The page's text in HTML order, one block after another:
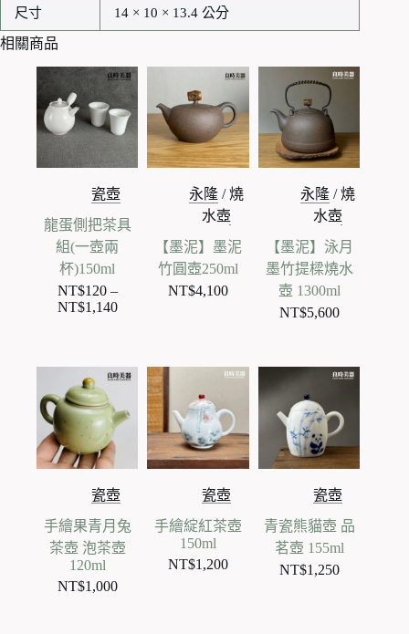
尺寸 14 × 10 × 13.4 公分
相關商品
瓷壺
龍蛋側把茶具
組(一壺兩
杯)150ml
NT$120 –
NT$1,140價
圍：
NT$120
到
NT$1,140
永隆 /燒
水壺
【墨泥】墨泥
竹圓壺250ml
NT$4,100
永隆/燒
水壺
【墨泥】泳月
墨竹提樑燒水
壺 1300ml
NT$5,600
瓷壺
手繪果青月兔
茶壺 泡茶壺
120ml
NT$1,000
瓷壺
手繪綻紅茶壺
150ml
NT$1,200
瓷壺
青瓷熊貓壺 品
茗壺 155ml
NT$1,250